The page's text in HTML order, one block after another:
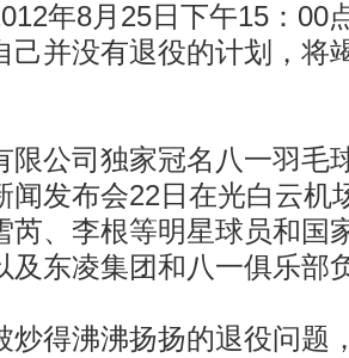
年8月25日下午15：00
己并没有退役的计划，将
公司独家冠名八一羽毛
闻发布会22日在光白云机
芮、李根等明星球员和国
及东凌集团和八一俱乐部
得沸沸扬扬的退役问题